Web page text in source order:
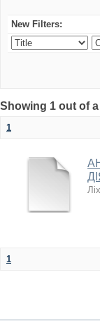
New Filters:
Showing 1 out of
1
1